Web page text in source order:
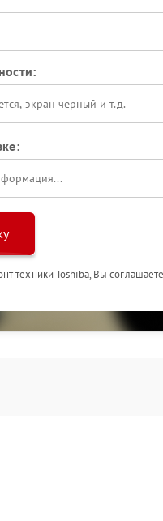
техники Toshiba, Вы